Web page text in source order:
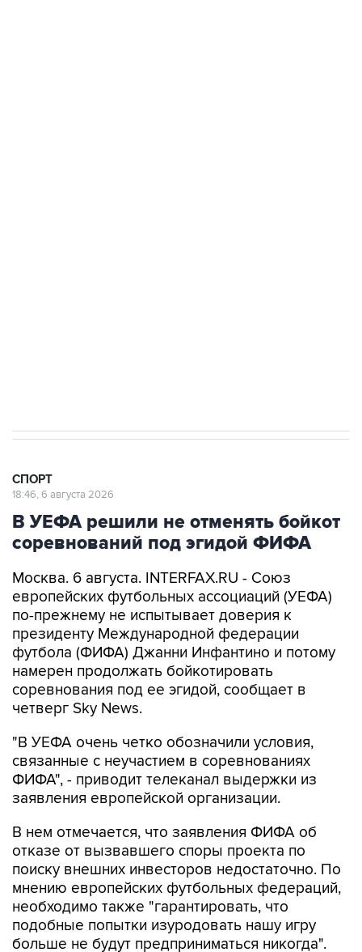
СПОРТ
18:46, 6 августа 2026
В УЕФА решили не отменять бойкот
соревнований под эгидой ФИФА
Москва. 6 августа. INTERFAX.RU - Союз
европейских футбольных ассоциаций (УЕФА)
по-прежнему не испытывает доверия к
президенту Международной федерации
футбола (ФИФА) Джанни Инфантино и потому
намерен продолжать бойкотировать
соревнования под ее эгидой, сообщает в
четверг Sky News.
"В УЕФА очень четко обозначили условия,
связанные с неучастием в соревнованиях
ФИФА", - приводит телеканал выдержки из
заявления европейской организации.
В нем отмечается, что заявления ФИФА об
отказе от вызвавшего споры проекта по
поиску внешних инвесторов недостаточно. По
мнению европейских футбольных федераций,
необходимо также "гарантировать, что
подобные попытки изуродовать нашу игру
больше не будут предприниматься никогда".